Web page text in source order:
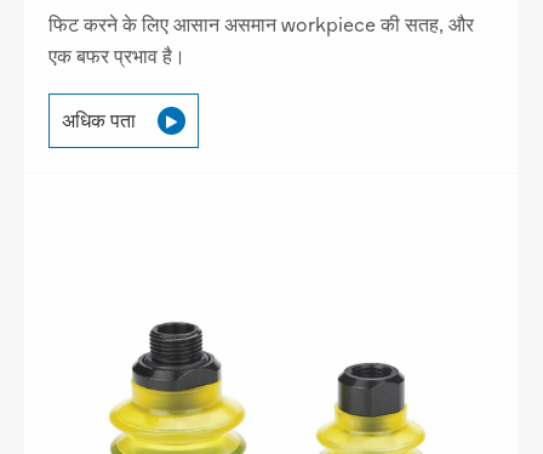
फिट करने के लिए आसान असमान workpiece की सतह, और
एक बफर प्रभाव है।
अधिक पता 